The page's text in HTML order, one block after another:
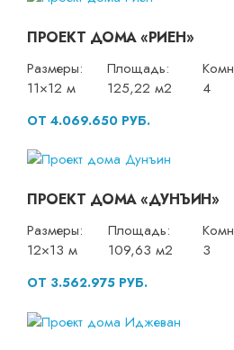
ПРОЕКТ ДОМА «РИЕН»
Размеры:
11×12 м
Площадь:
125,22 м2
4
ОТ 4.069.650 РУБ.
ПРОЕКТ ДОМА «ДУНЪИН»
Размеры:
12×13 м
Площадь:
109,63 м2
3
ОТ 3.562.975 РУБ.